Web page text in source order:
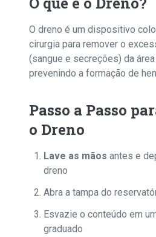
O dreno é um dispositivo
cirurgia para remover o
(sangue e secreções) da
prevenindo a formação de
Passo a Passo
o Dreno
Lave as mãos antes e
dreno
Abra a tampa do
Esvazie o conteúdo em
graduado